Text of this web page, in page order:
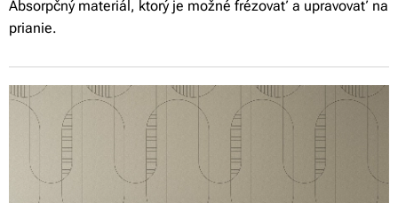
Absorpčný materiál, ktorý je možné frézovať a upravovať na
prianie.